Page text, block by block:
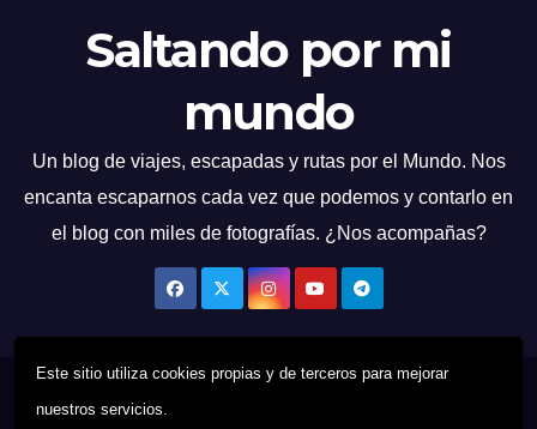
Este sitio utiliza cookies propias y de terceros para mejorar
nuestros servicios.
Saltando por mi
mundo
Un blog de viajes, escapadas y rutas por el Mundo. Nos
encanta escaparnos cada vez que podemos y contarlo en
el blog con miles de fotografías. ¿Nos acompañas?
Funciona gracias a WordPress